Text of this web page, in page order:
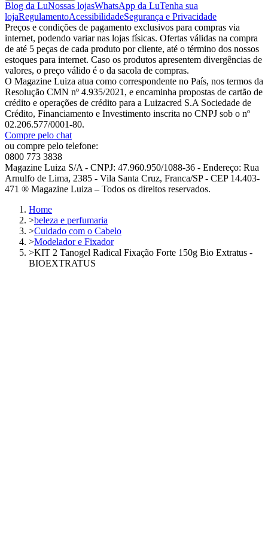
Blog da LuNossas lojasWhatsApp da LuTenha sua
lojaRegulamentoAcessibilidadeSegurança e Privacidade
Preços e condições de pagamento exclusivos para compras via
internet, podendo variar nas lojas físicas. Ofertas válidas na compra
de até 5 peças de cada produto por cliente, até o término dos nossos
estoques para internet. Caso os produtos apresentem divergências de
valores, o preço válido é o da sacola de compras.
O Magazine Luiza atua como correspondente no País, nos termos da
Resolução CMN nº 4.935/2021, e encaminha propostas de cartão de
crédito e operações de crédito para a Luizacred S.A Sociedade de
Crédito, Financiamento e Investimento inscrita no CNPJ sob o nº
02.206.577/0001-80.
Compre pelo chat
ou compre pelo telefone:
0800 773 3838
Magazine Luiza S/A - CNPJ: 47.960.950/1088-36 - Endereço: Rua
Arnulfo de Lima, 2385 - Vila Santa Cruz, Franca/SP - CEP 14.403-
471 ® Magazine Luiza – Todos os direitos reservados.
Home
>beleza e perfumaria
>Cuidado com o Cabelo
>Modelador e Fixador
>KIT 2 Tanogel Radical Fixação Forte 150g Bio Extratus -
BIOEXTRATUS